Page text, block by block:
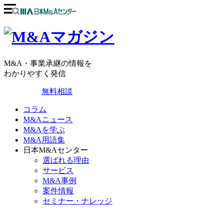
M&A・事業承継の情報を
わかりやすく発信
無料相談
コラム
M&Aニュース
M&Aを学ぶ
M&A用語集
日本M&Aセンター
選ばれる理由
サービス
M&A事例
案件情報
セミナー・ナレッジ